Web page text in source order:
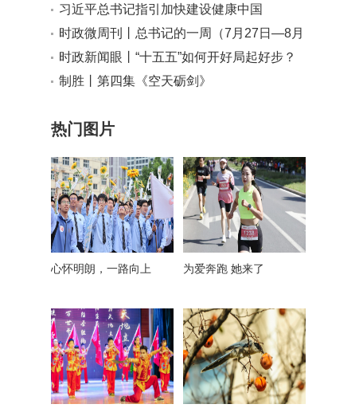
领导干部政绩观的重要内容”
习近平总书记指引加快建设健康中国
时政微周刊丨总书记的一周（7月27日—8月
2日）
时政新闻眼丨“十五五”如何开好局起好步？
总书记的三句话蕴含深意
制胜丨第四集《空天砺剑》
热门图片
心怀明朗，一路向上 为爱奔跑 她来了